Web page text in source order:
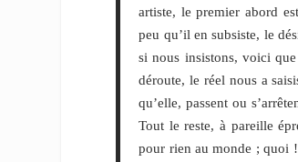
artiste, le premier abord
peu qu’il en subsiste, le
si nous insistons, voici
déroute, le réel nous a
qu’elle, passent ou
Tout le reste, à pareille
pour rien au monde ; quoi